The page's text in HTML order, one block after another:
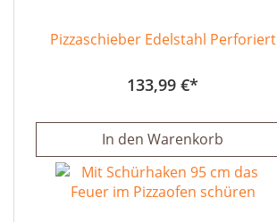
Pizzaschieber Edelstahl Perforiert
133,99 €
In den Warenkorb